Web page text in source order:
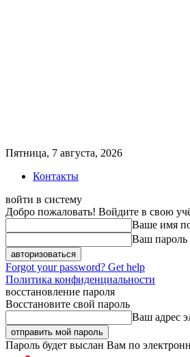
Пятница, 7 августа, 2026
Контакты
войти в систему
Добро пожаловать! Войдите в свою
Ваше имя
Ваш пароль
Forgot your password? Get help
Политика конфиденциальности
восстановление пароля
Восстановите свой пароль
Ваш адрес
Пароль будет выслан Вам по